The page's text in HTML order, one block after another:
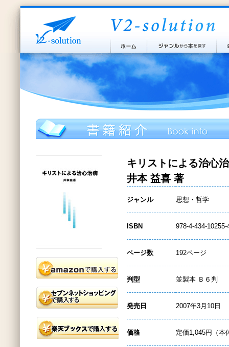
キリストによる治心
井本 益喜 著
ジャンル 思想・哲学
ISBN 978-4-434-10255-
ページ数 192ページ
判型 並製本 Ｂ６判
発売日 2007年3月10日
価格 定価1,045円（本